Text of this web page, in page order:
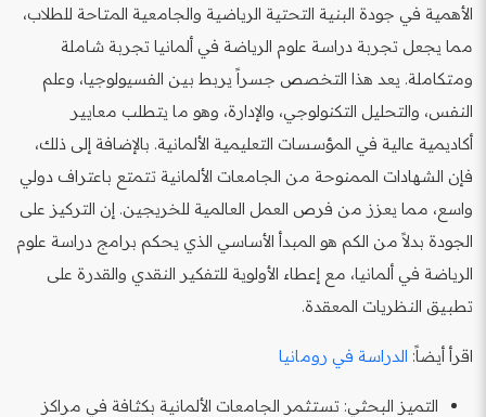
الأهمية في جودة البنية التحتية الرياضية والجامعية المتاحة للطلاب،
مما يجعل تجربة دراسة علوم الرياضة في ألمانيا تجربة شاملة
ومتكاملة. يعد هذا التخصص جسراً يربط بين الفسيولوجيا، وعلم
النفس، والتحليل التكنولوجي، والإدارة، وهو ما يتطلب معايير
أكاديمية عالية في المؤسسات التعليمية الألمانية. بالإضافة إلى ذلك،
فإن الشهادات الممنوحة من الجامعات الألمانية تتمتع باعتراف دولي
واسع، مما يعزز من فرص العمل العالمية للخريجين. إن التركيز على
الجودة بدلاً من الكم هو المبدأ الأساسي الذي يحكم برامج دراسة علوم
الرياضة في ألمانيا، مع إعطاء الأولوية للتفكير النقدي والقدرة على
تطبيق النظريات المعقدة.
اقرأ أيضاً: الدراسة في رومانيا
التميز البحثي: تستثمر الجامعات الألمانية بكثافة في مراكز